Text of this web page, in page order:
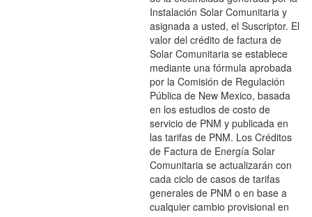
Instalación Solar Comunitaria y
asignada a usted, el Suscriptor. El
valor del crédito de factura de
Solar Comunitaria se establece
mediante una fórmula aprobada
por la Comisión de Regulación
Pública de New Mexico, basada
en los estudios de costo de
servicio de PNM y publicada en
las tarifas de PNM. Los Créditos
de Factura de Energía Solar
Comunitaria se actualizarán con
cada ciclo de casos de tarifas
generales de PNM o en base a
cualquier cambio provisional en